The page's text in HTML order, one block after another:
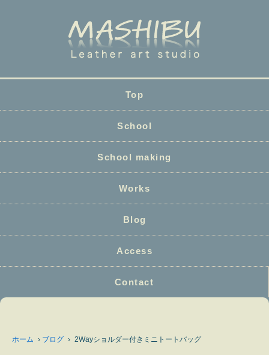
Top
School
School making
Works
Blog
Access
Contact
ホーム › ブログ › 2Wayショルダー付きミニトートバッグ